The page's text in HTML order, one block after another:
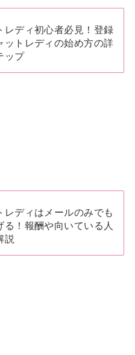
レディ初心者必見！登録
ットレディの始め方の詳
ップ
レディはメールのみでも
る！報酬や向いている人
説